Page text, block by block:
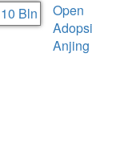
Open
Adopsi
Anjing